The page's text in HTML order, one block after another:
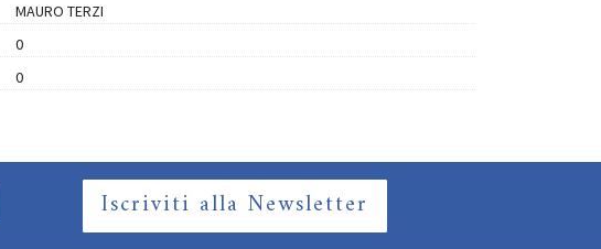
MAURO TERZI
0
0
Iscriviti alla Newsletter